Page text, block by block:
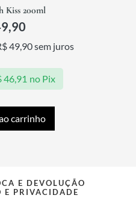
Kiss 200ml
49,90sem juros
46,91 no Pix
carrinho
E DEVOLUÇÃO
E PRIVACIDADE